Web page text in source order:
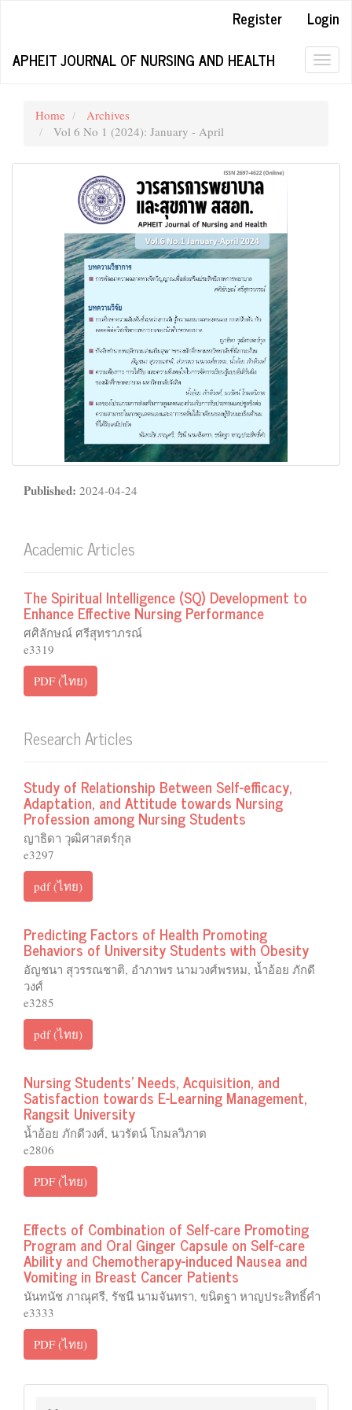
page
Main
Content
Register
Login
APHEIT JOURNAL OF NURSING AND HEALTH
Home
Archives
Vol 6 No 1 (2024): January - April
Published: 2024-04-24
Academic Articles
The Spiritual Intelligence (SQ) Development to
Enhance Effective Nursing Performance
ศศิลักษณ์ ศรีสุทราภรณ์
e3319
PDF (ไทย)
Research Articles
Study of Relationship Between Self-efficacy,
Adaptation, and Attitude towards Nursing
Profession among Nursing Students
ญาธิดา วุฒิศาสตร์กุล
e3297
pdf (ไทย)
Predicting Factors of Health Promoting
Behaviors of University Students with Obesity
อัญชนา สุวรรณชาติ, อำภาพร นามวงศ์พรหม, น้ำอ้อย ภักดี
วงศ์
e3285
pdf (ไทย)
Nursing Students’ Needs, Acquisition, and
Satisfaction towards E-Learning Management,
Rangsit University
น้ำอ้อย ภักดีวงศ์, นวรัตน์ โกมลวิภาต
e2806
PDF (ไทย)
Effects of Combination of Self-care Promoting
Program and Oral Ginger Capsule on Self-care
Ability and Chemotherapy-induced Nausea and
Vomiting in Breast Cancer Patients
นันทนัช ภาณุศรี, รัชนี นามจันทรา, ขนิตฐา หาญประสิทธิ์คำ
e3333
PDF (ไทย)